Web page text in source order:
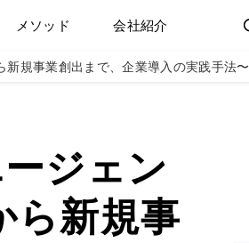
メソッド 会社紹介
規事業創出まで、企業導入の実践手法〜
ジェン
ら新規事